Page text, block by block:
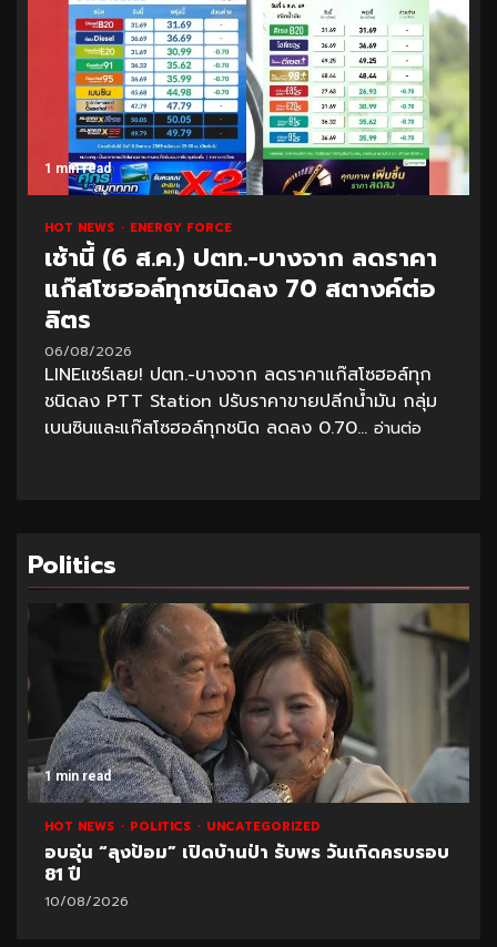
1 min read
HOT NEWS ENERGY FORCE
เช้านี้ (6 ส.ค.) ปตท.-บางจาก ลดราคา
แก๊สโซฮอล์ทุกชนิดลง 70 สตางค์ต่อ
ลิตร
06/08/2026
LINEแชร์เลย! ปตท.-บางจาก ลดราคาแก๊สโซฮอล์ทุก
ชนิดลง PTT Station ปรับราคาขายปลีกน้ำมัน กลุ่ม
เบนซินและแก๊สโซฮอล์ทุกชนิด ลดลง 0.70... อ่านต่อ
Politics
1 min read
HOT NEWS POLITICS UNCATEGORIZED
อบอุ่น “ลุงป้อม” เปิดบ้านป่า รับพร วันเกิดครบรอบ
81 ปี
10/08/2026